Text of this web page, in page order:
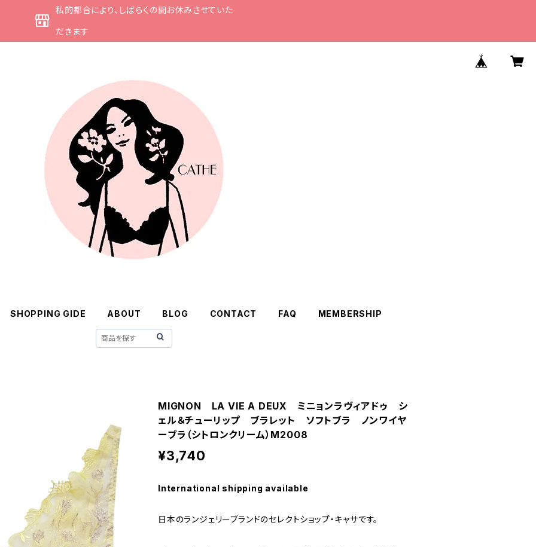
私的都合により、しばらくの間お休みさせていた
だきます
SHOPPING GIDE ABOUT BLOG CONTACT FAQ MEMBERSHIP
MIGNON LA VIE A DEUX ミニョンラヴィアドゥ シ
ェル＆チューリップ ブラレット ソフトブラ ノンワイヤ
ーブラ（シトロンクリーム）M2008
¥3,740
International shipping available
日本のランジェリーブランドのセレクトショップ・キャサです。